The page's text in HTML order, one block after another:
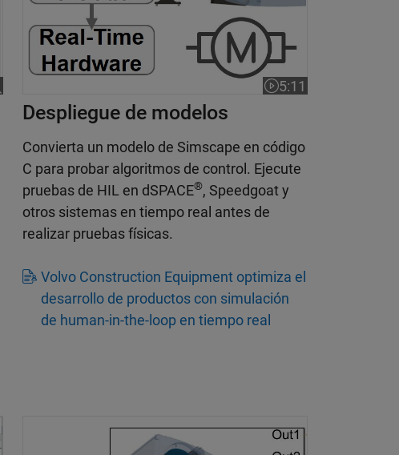
5:11
Duración del vídeo
Despliegue de modelos
Convierta un modelo de Simscape en código
C para probar algoritmos de control. Ejecute
pruebas de HIL en dSPACE®, Speedgoat y
otros sistemas en tiempo real antes de
realizar pruebas físicas.
Volvo Construction Equipment optimiza el
desarrollo de productos con simulación
de human-in-the-loop en tiempo real